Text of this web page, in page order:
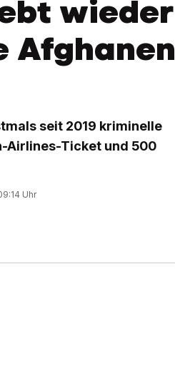
wieder
Afghanen
seit 2019 kriminelle
Airlines-Ticket und 500
Uhr